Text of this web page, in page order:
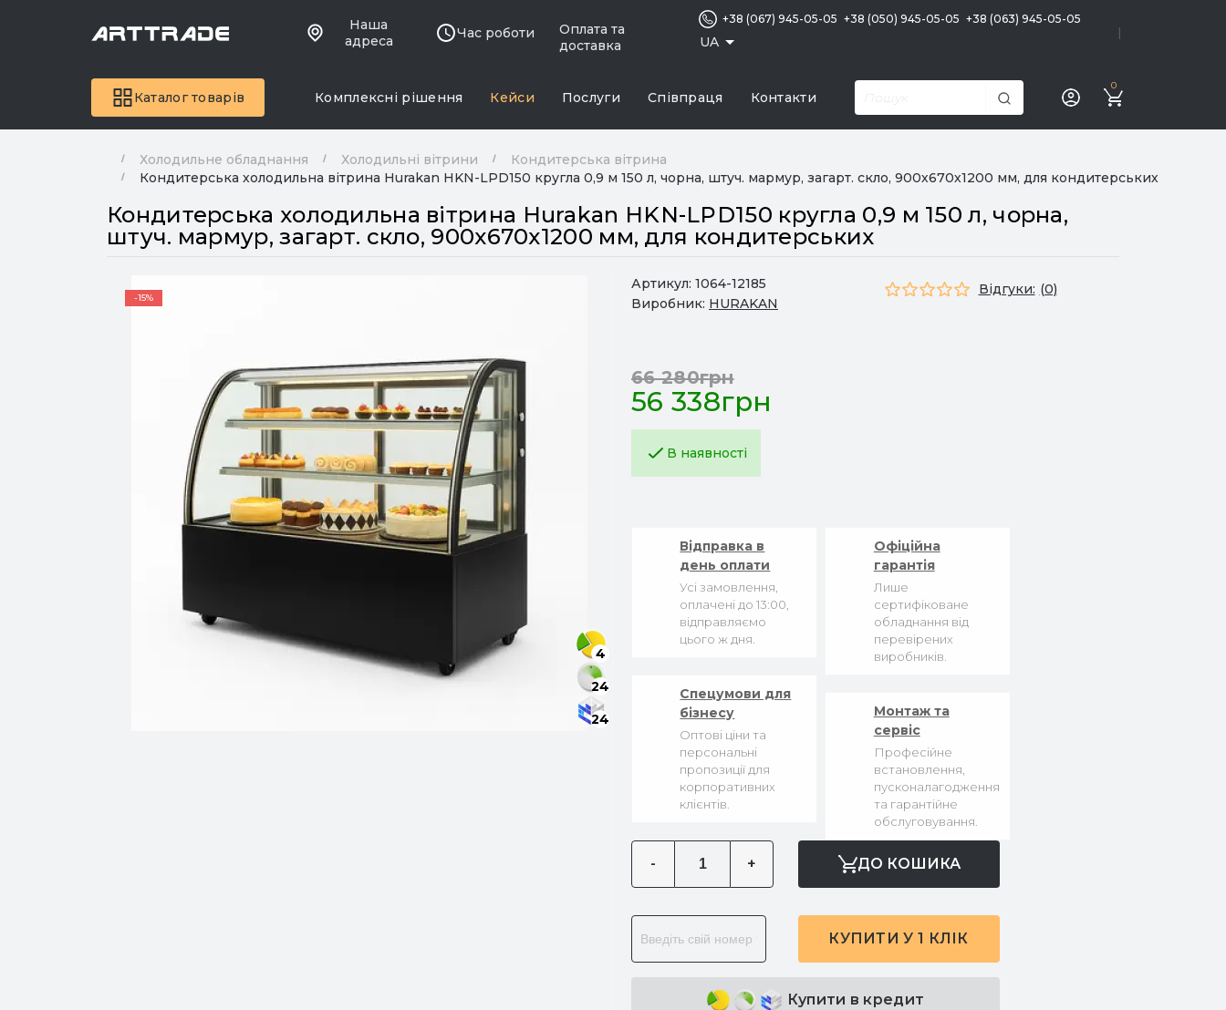
Наша
адреса
Час роботи
Оплата та
доставка
UA
+38 (067) 945-05-05 +38 (050) 945-05-05 +38 (063) 945-05-05
Каталог товарів Комплексні рішення Кейси Послуги Співпраця Контакти
0
Холодильне обладнання Холодильні вітрини
Кондитерська вітрина
Кондитерська холодильна вітрина Hurakan HKN-LPD150 кругла 0,9 м 150 л, чорна, штуч. мармур, загарт. скло, 900х670х1200 мм, для кондитерських
Кондитерська холодильна вітрина Hurakan HKN-LPD150 кругла 0,9 м 150 л, чорна,
штуч. мармур, загарт. скло, 900х670х1200 мм, для кондитерських
-15%
4
24
24
Артикул: 1064-12185
Виробник: HURAKAN
Відгуки: (0)
56 338грн
66 280грн
В наявності
Відправка в
день оплати
Усі замовлення,
оплачені до 13:00,
відправляємо
цього ж дня.
Офіційна
гарантія
Лише
сертифіковане
обладнання від
перевірених
виробників.
Спецумови для
бізнесу
Оптові ціни та
персональні
пропозиції для
корпоративних
клієнтів.
Монтаж та
сервіс
Професійне
встановлення,
пусконалагодження
та гарантійне
обслуговування.
- + ДО КОШИКА
КУПИТИ У 1 КЛІК
Купити в кредит